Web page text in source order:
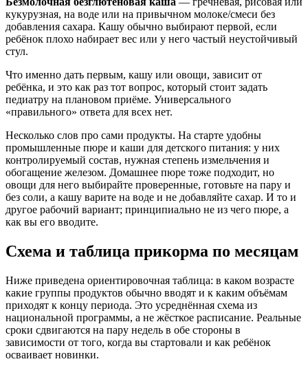
кукурузная, на воде или на привычном молоке/смеси без
добавления сахара. Кашу обычно выбирают первой, если
ребёнок плохо набирает вес или у него частый неустойчивый
стул.
Что именно дать первым, кашу или овощи, зависит от
ребёнка, и это как раз тот вопрос, который стоит задать
педиатру на плановом приёме. Универсального
«правильного» ответа для всех нет.
Несколько слов про сами продукты. На старте удобны
промышленные пюре и каши для детского питания: у них
контролируемый состав, нужная степень измельчения и
обогащение железом. Домашнее пюре тоже подходит, но
овощи для него выбирайте проверенные, готовьте на пару и
без соли, а кашу варите на воде и не добавляйте сахар. И то и
другое рабочий вариант; принципиально не из чего пюре, а
как вы его вводите.
Схема и таблица прикорма по месяцам
Ниже приведена ориентировочная таблица: в каком возрасте
какие группы продуктов обычно вводят и к каким объёмам
приходят к концу периода. Это усреднённая схема из
национальной программы, а не жёсткое расписание. Реальные
сроки сдвигаются на пару недель в обе стороны в
зависимости от того, когда вы стартовали и как ребёнок
осваивает новинки.